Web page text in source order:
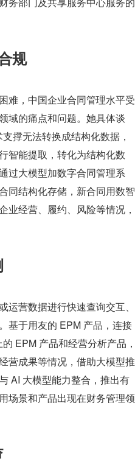
规
难，中国企业合同管理水平受
域的痛点和问题。她具体谈
撑无法转换成结构化数据，
智能提取，转化为结构化数
过大模型加数字合同管理系
同结构化存储，新合同用数智
业经营、履约、风险等情况，
营数据进行快速查询交互、
基于用友的 EPM 产品，连接
EPM 产品和经营分析产品
营成果等情况，借助大模型推
AI 大模型能力整合，推出有
场景和产品出现在财务管理领